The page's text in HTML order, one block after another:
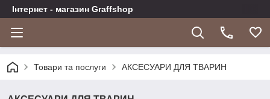
Інтернет - магазин Graffshop
Товари та послуги АКСЕСУАРИ ДЛЯ ТВАРИН